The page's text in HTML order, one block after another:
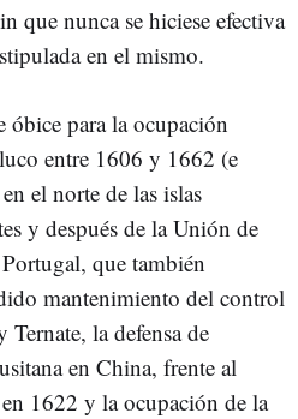
que nunca se hiciese efectiva
en el mismo.
para la ocupación
entre 1606 y 1662 (e
el norte de las islas
y después de la Unión de
que también
mantenimiento del control
la defensa de
en China, frente al
1622 y la ocupación de la